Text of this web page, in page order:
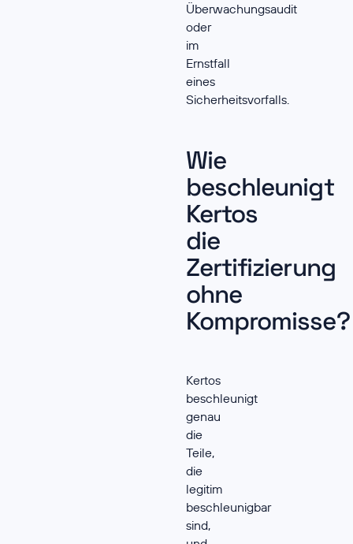
Überwachungsaudit
oder
im
Ernstfall
eines
Sicherheitsvorfalls.
Wie
beschleunigt
Kertos
die
Zertifizierung
ohne
Kompromisse?
Kertos
beschleunigt
genau
die
Teile,
die
legitim
beschleunigbar
sind,